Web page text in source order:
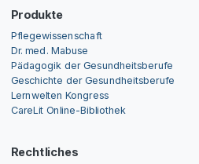
Produkte
Pflegewissenschaft
Dr. med. Mabuse
Pädagogik der Gesundheitsberufe
Geschichte der Gesundheitsberufe
Lernwelten Kongress
CareLit Online-Bibliothek
Rechtliches